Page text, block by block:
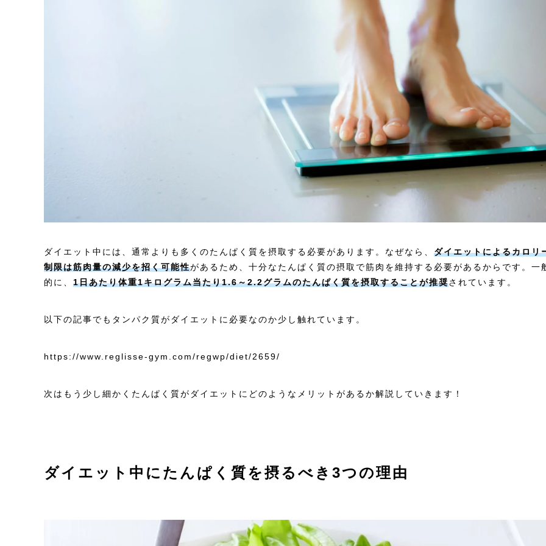
ダイエット中には、通常よりも多くのたんぱく質を摂取する必要があります。なぜなら、 ダイエットによるカロリ
制限は筋肉量の減少を招く可能性があるため、十分なたんぱく質の摂取で筋肉を維持する必要があるからです。一
的に、 1日あたり体重1キログラム当たり1.6～2.2グラムのたんぱく質を摂取することが推奨されています。
以下の記事でもタンパク質がダイエットに必要なのか少し触れています。
https://www.reglisse-gym.com/regwp/diet/2659/
次はもう少し細かくたんぱく質がダイエットにどのようなメリットがあるか解説していきます！
ダイエット中にたんぱく質を摂るべき3つの理由